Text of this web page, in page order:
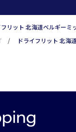
フリット 北海道ベルギーミ
/ ドライフリット 北海